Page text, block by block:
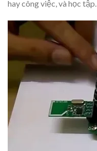
hay công việc, và học tập.